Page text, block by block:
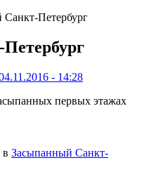
Петербург
- 14:28
первых этажах
в Засыпанный Санкт-